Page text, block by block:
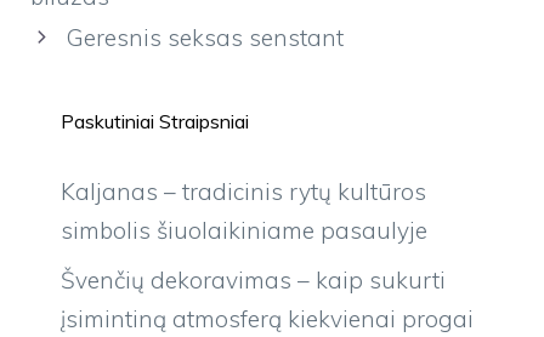
Geresnis seksas senstant
Paskutiniai Straipsniai
Kaljanas – tradicinis rytų kultūros
simbolis šiuolaikiniame pasaulyje
Švenčių dekoravimas – kaip sukurti
įsimintiną atmosferą kiekvienai progai